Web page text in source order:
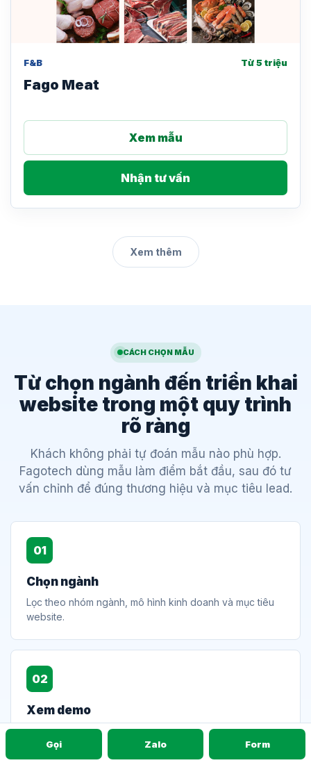
F&B Từ 5 triệu
Fago Meat
Xem mẫu
Nhận tư vấn
Xem thêm
CÁCH CHỌN MẪU
Từ chọn ngành đến triển khai
website trong một quy trình
rõ ràng
Khách không phải tự đoán mẫu nào phù hợp.
Fagotech dùng mẫu làm điểm bắt đầu, sau đó tư
vấn chỉnh để đúng thương hiệu và mục tiêu lead.
01
Chọn ngành
Lọc theo nhóm ngành, mô hình kinh doanh và mục tiêu
website.
02
Xem demo
Đối chiếu bố cục, CTA, sản phẩm, dịch vụ và trải nghiệm
mobile.
Gọi Zalo Form